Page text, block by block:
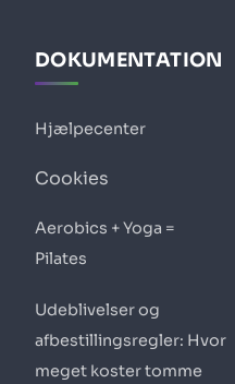
DOKUMENTATION
Hjælpecenter
Cookies
Aerobics + Yoga =
Pilates
Udeblivelser og
afbestillingsregler: Hvor
meget koster tomme